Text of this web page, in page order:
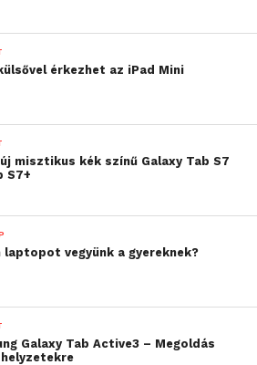
érkezhet az iPad Mini
misztikus kék színű Galaxy Tab S7
S7+
laptopot vegyünk a gyereknek?
Galaxy Tab Active3 – Megoldás